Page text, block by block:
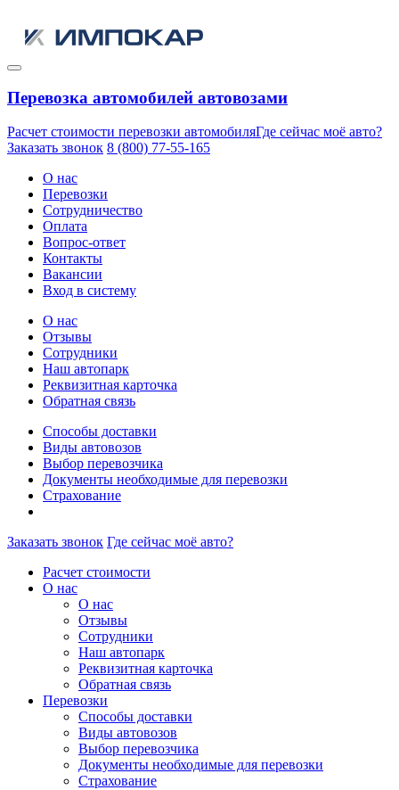
Перевозка автомобилей автовозами
Расчет стоимости перевозки автомобиляГде сейчас моё авто?
Заказать звонок 8 (800) 77-55-165
О нас
Перевозки
Сотрудничество
Оплата
Вопрос-ответ
Контакты
Вакансии
Вход в систему
О нас
Отзывы
Сотрудники
Наш автопарк
Реквизитная карточка
Обратная связь
Способы доставки
Виды автовозов
Выбор перевозчика
Документы необходимые для перевозки
Страхование
Заказать звонок Где сейчас моё авто?
Расчет стоимости
О нас
О нас
Отзывы
Сотрудники
Наш автопарк
Реквизитная карточка
Обратная связь
Перевозки
Способы доставки
Виды автовозов
Выбор перевозчика
Документы необходимые для перевозки
Страхование